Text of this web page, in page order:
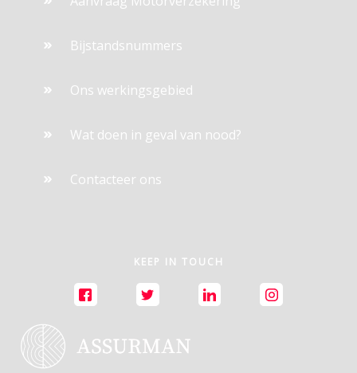
Bijstandsnummers
Ons werkingsgebied
Wat doen in geval van nood?
Contacteer ons
KEEP IN TOUCH